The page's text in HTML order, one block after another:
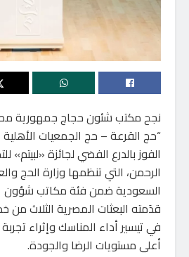
نجح مكتب شئون حجاج جمهورية
“حج القرعة – حج الجمعيات
الفوز بالدرع الفضي لجائزة
الرحمن، التي تنظمها وزارة الحج
السعودية ضمن فئة مكاتب شؤون
قدَمته البعثات المصرية الثلاث
في تيسير أداء المناسك وإثراء
أعلى مستويات الرضا والجودة.